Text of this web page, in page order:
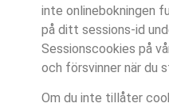
inte onlinebokningen
på ditt sessions-id
Sessionscookies på
och försvinner när du
Om du inte tillåter